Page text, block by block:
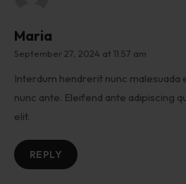
Maria
September 27, 2024 at 11:57 am
Interdum hendrerit nunc
nunc ante. Eleifend ante adipiscing
elit.
REPLY